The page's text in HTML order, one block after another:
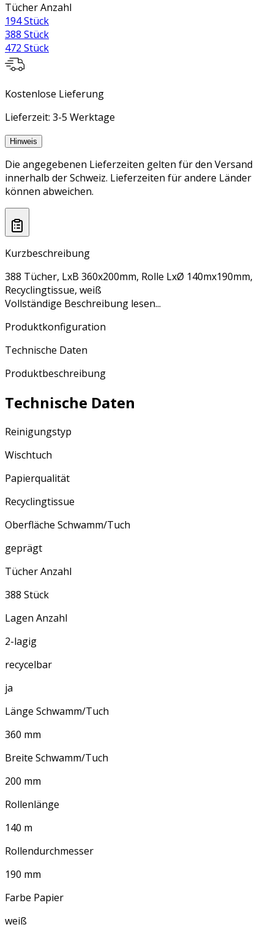
Tücher Anzahl
194 Stück
388 Stück
472 Stück
Kostenlose Lieferung
Lieferzeit: 3-5 Werktage
Hinweis
Die angegebenen Lieferzeiten gelten für den Versand
innerhalb der Schweiz. Lieferzeiten für andere Länder
können abweichen.
Kurzbeschreibung
388 Tücher, LxB 360x200mm, Rolle LxØ 140mx190mm,
Recyclingtissue, weiß
Vollständige Beschreibung lesen...
Produktkonfiguration
Technische Daten
Produktbeschreibung
Technische Daten
Reinigungstyp
Wischtuch
Papierqualität
Recyclingtissue
Oberfläche Schwamm/Tuch
geprägt
Tücher Anzahl
388 Stück
Lagen Anzahl
2-lagig
recycelbar
ja
Länge Schwamm/Tuch
360 mm
Breite Schwamm/Tuch
200 mm
Rollenlänge
140 m
Rollendurchmesser
190 mm
Farbe Papier
weiß